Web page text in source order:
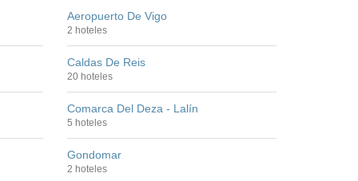
Aeropuerto De Vigo
2 hoteles
Caldas De Reis
20 hoteles
Comarca Del Deza - Lalín
5 hoteles
Gondomar
2 hoteles